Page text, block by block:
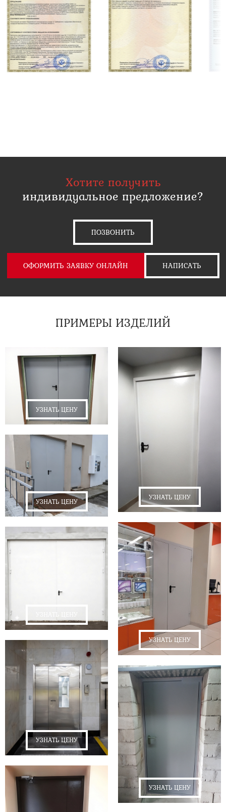
Хотите получить
индивидуальное предложение?
ПОЗВОНИТЬ
ОФОРМИТЬ ЗАЯВКУ ОНЛАЙН НАПИСАТЬ
ПРИМЕРЫ ИЗДЕЛИЙ
УЗНАТЬ ЦЕНУ
УЗНАТЬ ЦЕНУ
УЗНАТЬ ЦЕНУ
УЗНАТЬ ЦЕНУ
УЗНАТЬ ЦЕНУ
УЗНАТЬ ЦЕНУ
УЗНАТЬ ЦЕНУ